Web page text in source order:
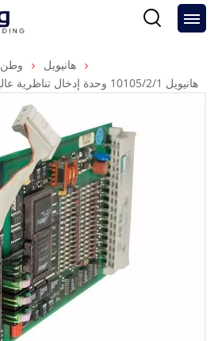
وطن
هانيويل
هانيويل 10105/2/1 وحدة إدخال تناظرية عالية الكثافة آمنة من الفشل